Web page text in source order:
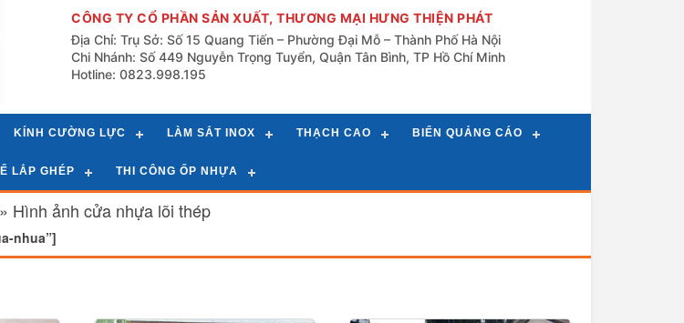
CÔNG TY CỔ PHẦN SẢN XUẤT, THƯƠNG MẠI HƯNG THIỆN PHÁT
Địa Chỉ: Trụ Sở: Số 15 Quang Tiến – Phường Đại Mỗ – Thành Phố Hà Nội
Chi Nhánh: Số 449 Nguyễn Trọng Tuyển, Quận Tân Bình, TP Hồ Chí Minh
Hotline: 0823.998.195
KÍNH CƯỜNG LỰC LÀM SẮT INOX THẠCH CAO BIỂN QUẢNG CÁO
LẮP GHÉP THI CÔNG ỐP NHỰA
Hình ảnh cửa nhựa lõi thép
nhua”]